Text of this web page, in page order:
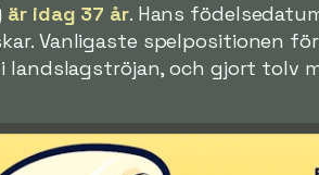
är idag 37 år. Hans
Vanligaste spelpositionen
landslagströjan, och gjort tolv